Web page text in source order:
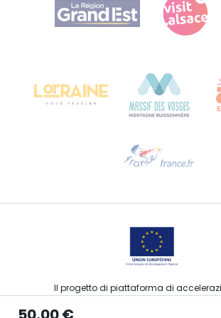
Bureau de Colmar (sede operativa)
Contattaci per e-mail
Il progetto di piattaforma di
commercializzazione delle offerte turistiche,
ed enoturistiche del Grand Est è stato